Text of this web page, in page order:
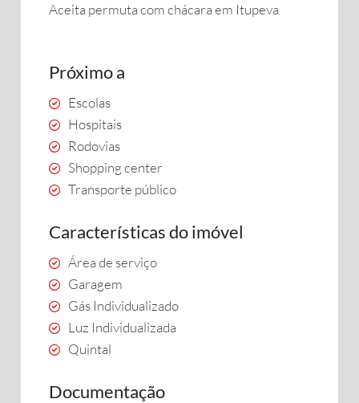
Aceita permuta com chácara em Itupeva
Próximo a
Escolas
Hospitais
Rodovias
Shopping center
Transporte público
Características do imóvel
Área de serviço
Garagem
Gás Individualizado
Luz Individualizada
Quintal
Documentação